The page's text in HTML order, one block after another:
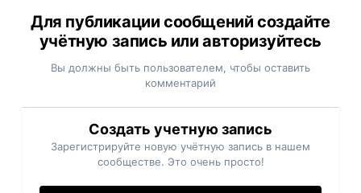
Для публикации сообщений создайте
учётную запись или авторизуйтесь
Вы должны быть пользователем, чтобы оставить
комментарий
Создать учетную запись
Зарегистрируйте новую учётную запись в нашем
сообществе. Это очень просто!